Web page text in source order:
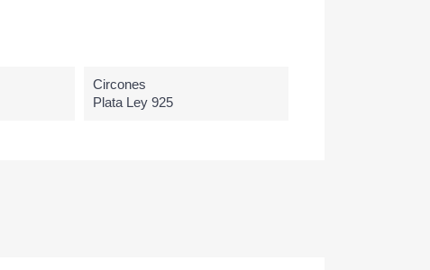
Circones
Plata Ley 925